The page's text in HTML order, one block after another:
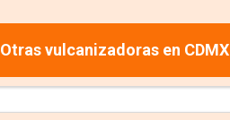
Otras vulcanizadoras en CDMX